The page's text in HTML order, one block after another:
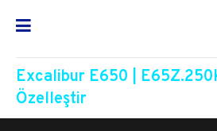
Excalibur E650 |
Özelleştir